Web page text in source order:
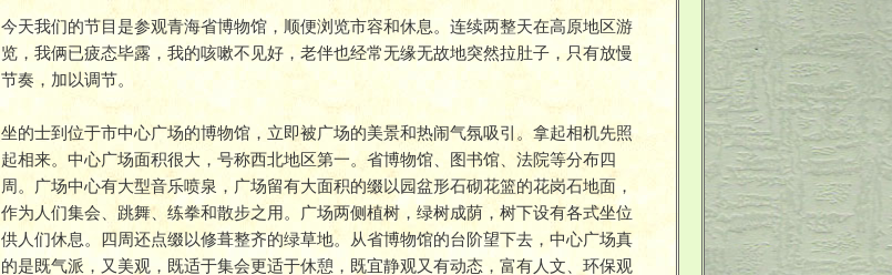
今天我们的节目是参观青海省博物馆，顺便浏览市容和休息。连续两整天在高原地区游
览，我俩已疲态毕露，我的咳嗽不见好，老伴也经常无缘无故地突然拉肚子，只有放慢
节奏，加以调节。
坐的士到位于市中心广场的博物馆，立即被广场的美景和热闹气氛吸引。拿起相机先照
起相来。中心广场面积很大，号称西北地区第一。省博物馆、图书馆、法院等分布四
周。广场中心有大型音乐喷泉，广场留有大面积的缀以园盆形石砌花篮的花岗石地面，
作为人们集会、跳舞、练拳和散步之用。广场两侧植树，绿树成荫，树下设有各式坐位
供人们休息。四周还点缀以修葺整齐的绿草地。从省博物馆的台阶望下去，中心广场真
的是既气派，又美观，既适于集会更适于休憩，既宜静观又有动态，富有人文、环保观